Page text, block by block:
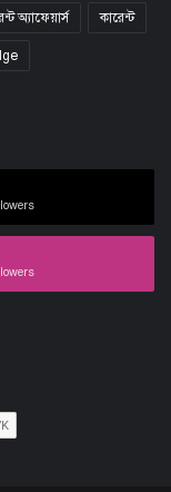
অ্যাফেয়ার্স কারেন্ট